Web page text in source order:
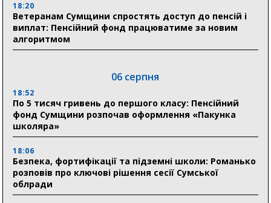
18:20
Ветеранам Сумщини спростять доступ до пенсій і
виплат: Пенсійний фонд працюватиме за новим
алгоритмом
06 серпня
18:52
По 5 тисяч гривень до першого класу: Пенсійний
фонд Сумщини розпочав оформлення «Пакунка
школяра»
18:06
Безпека, фортифікації та підземні школи: Романько
розповів про ключові рішення сесії Сумської
облради